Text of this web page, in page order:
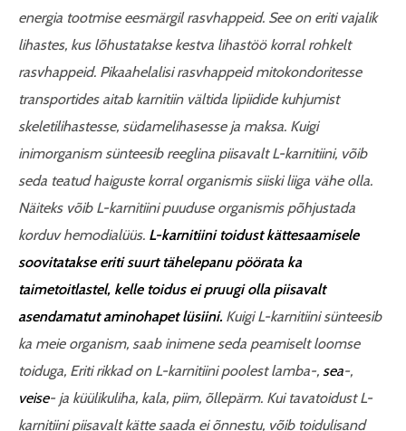
energia tootmise eesmärgil rasvhappeid. See on eriti vajalik
lihastes, kus lõhustatakse kestva lihastöö korral rohkelt
rasvhappeid. Pikaahelalisi rasvhappeid mitokondoritesse
transportides aitab karnitiin vältida lipiidide kuhjumist
skeletilihastesse, südamelihasesse ja maksa. Kuigi
inimorganism sünteesib reeglina piisavalt L-karnitiini, võib
seda teatud haiguste korral organismis siiski liiga vähe olla.
Näiteks võib L-karnitiini puuduse organismis põhjustada
korduv hemodialüüs. L-karnitiini toidust kättesaamisele
soovitatakse eriti suurt tähelepanu pöörata ka
taimetoitlastel, kelle toidus ei pruugi olla piisavalt
asendamatut aminohapet lüsiini. Kuigi L-karnitiini sünteesib
ka meie organism, saab inimene seda peamiselt loomse
toiduga, Eriti rikkad on L-karnitiini poolestlamba-, sea-,
veise- ja küülikuliha, kala, piim, õllepärm. Kui tavatoidust L-
karnitiini piisavalt kätte saada ei õnnestu, võib toidulisand